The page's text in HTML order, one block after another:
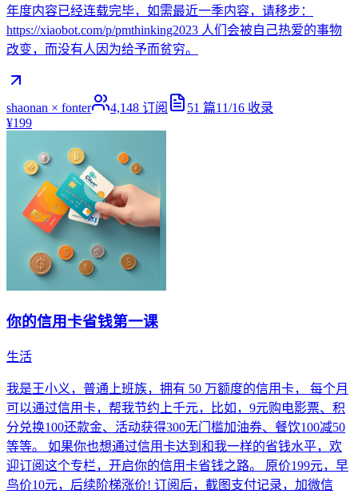
年度内容已经连载完毕，如需最近一季内容，请移步：
https://xiaobot.com/p/pmthinking2023 人们会被自己热爱的事物
改变，而没有人因为给予而贫穷。
shaonan × fonter 4,148 订阅 51 篇11/16 收录
¥199
你的信用卡省钱第一课
生活
我是王小义，普通上班族，拥有 50 万额度的信用卡， 每个月
可以通过信用卡，帮我节约上千元，比如，9元购电影票、积
分兑换100还款金、活动获得300无门槛加油券、餐饮100减50
等等。 如果你也想通过信用卡达到和我一样的省钱水平，欢
迎订阅这个专栏，开启你的信用卡省钱之路。 原价199元，早
鸟价10元，后续阶梯涨价! 订阅后，截图支付记录，加微信